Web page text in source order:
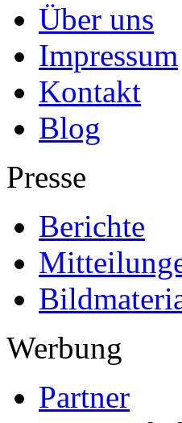
Über uns
Impressum
Kontakt
Blog
Presse
Berichte
Werbung
Partner